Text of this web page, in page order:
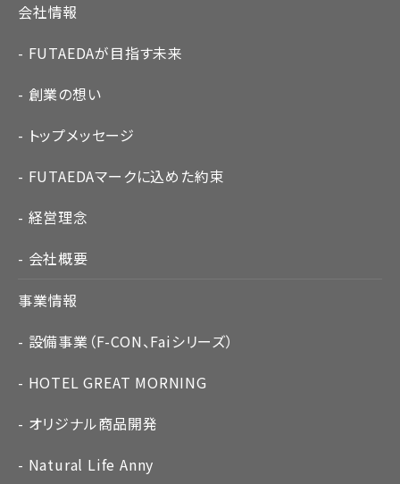
会社情報
FUTAEDAが目指す未来
創業の想い
トップメッセージ
FUTAEDAマークに込めた約束
経営理念
会社概要
事業情報
設備事業（F-CON、Faiシリーズ）
HOTEL GREAT MORNING
オリジナル商品開発
Natural Life Anny